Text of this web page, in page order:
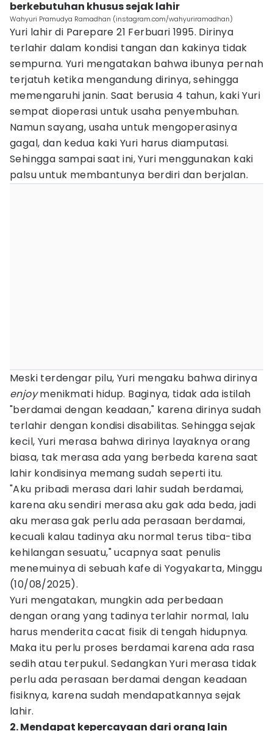
berkebutuhan khusus sejak lahir
Wahyuri Pramudya Ramadhan (instagram.com/wahyuriramadhan)
Yuri lahir di Parepare 21 Ferbuari 1995. Dirinya
terlahir dalam kondisi tangan dan kakinya tidak
sempurna. Yuri mengatakan bahwa ibunya pernah
terjatuh ketika mengandung dirinya, sehingga
memengaruhi janin. Saat berusia 4 tahun, kaki Yuri
sempat dioperasi untuk usaha penyembuhan.
Namun sayang, usaha untuk mengoperasinya
gagal, dan kedua kaki Yuri harus diamputasi.
Sehingga sampai saat ini, Yuri menggunakan kaki
palsu untuk membantunya berdiri dan berjalan.
Meski terdengar pilu, Yuri mengaku bahwa dirinya
enjoymenikmati hidup. Baginya, tidak ada istilah
"berdamai dengan keadaan," karena dirinya sudah
terlahir dengan kondisi disabilitas. Sehingga sejak
kecil, Yuri merasa bahwa dirinya layaknya orang
biasa, tak merasa ada yang berbeda karena saat
lahir kondisinya memang sudah seperti itu.
"Aku pribadi merasa dari lahir sudah berdamai,
karena aku sendiri merasa aku gak ada beda, jadi
aku merasa gak perlu ada perasaan berdamai,
kecuali kalau tadinya aku normal terus tiba-tiba
kehilangan sesuatu," ucapnya saat penulis
menemuinya di sebuah kafe di Yogyakarta, Minggu
(10/08/2025).
Yuri mengatakan, mungkin ada perbedaan
dengan orang yang tadinya terlahir normal, lalu
harus menderita cacat fisik di tengah hidupnya.
Maka itu perlu proses berdamai karena ada rasa
sedih atau terpukul. Sedangkan Yuri merasa tidak
perlu ada perasaan berdamai dengan keadaan
fisiknya, karena sudah mendapatkannya sejak
lahir.
2. Mendapat kepercayaan dari orang lain